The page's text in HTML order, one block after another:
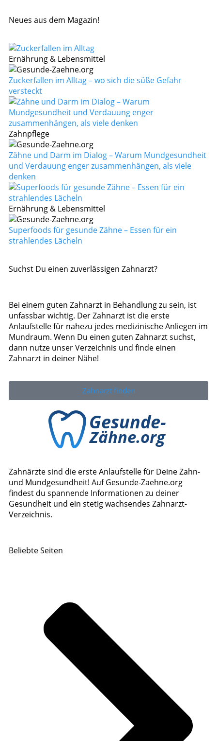
Neues aus dem Magazin!
Ernährung & Lebensmittel
Zuckerfallen im Alltag – wo sich die süße Gefahr
versteckt
Zahnpflege
Zähne und Darm im Dialog – Warum Mundgesundheit
und Verdauung enger zusammenhängen, als viele
denken
Ernährung & Lebensmittel
Superfoods für gesunde Zähne – Essen für ein
strahlendes Lächeln
Suchst Du einen zuverlässigen Zahnarzt?
Bei einem guten Zahnarzt in Behandlung zu sein, ist
unfassbar wichtig. Der Zahnarzt ist die erste
Anlaufstelle für nahezu jedes medizinische Anliegen im
Mundraum. Wenn Du einen guten Zahnarzt suchst,
dann nutze unser Verzeichnis und finde einen
Zahnarzt in deiner Nähe!
Zahnarzt finden
Zahnärzte sind die erste Anlaufstelle für Deine Zahn-
und Mundgesundheit! Auf Gesunde-Zaehne.org
findest du spannende Informationen zu deiner
Gesundheit und ein stetig wachsendes Zahnarzt-
Verzeichnis.
Beliebte Seiten